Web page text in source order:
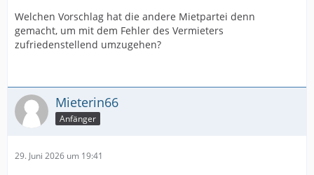
Welchen Vorschlag hat die andere Mietpartei denn
gemacht, um mit dem Fehler des Vermieters
zufriedenstellend umzugehen?
Mieterin66
Anfänger
29. Juni 2026 um 19:41